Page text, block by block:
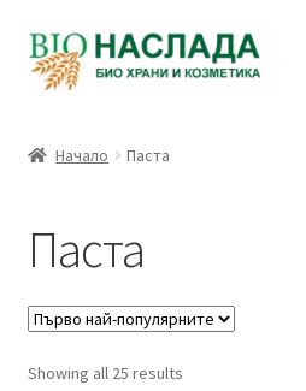
Skip
to
Skip
to
Плащане
Връзка с нас
Профил
Начало Паста
Паста
Showing all 25 resultsSorted